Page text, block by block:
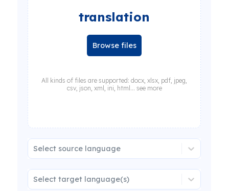
translation
Browse files
All kinds of files are supported: docx, xlsx, pdf, jpeg,
csv, json, xml, ini, html... see more
Select source language
Select target language(s)